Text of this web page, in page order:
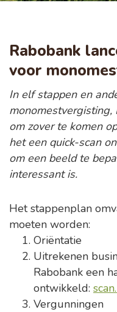
Rabobank
voor
In elf stappen en
monomestvergisting,
om zover te komen
het een quick-scan
om een beeld te
interessant is.
Het stappenplan
moeten worden:
Oriëntatie
Uitrekenen
Rabobank een
ontwikkeld:
Vergunningen